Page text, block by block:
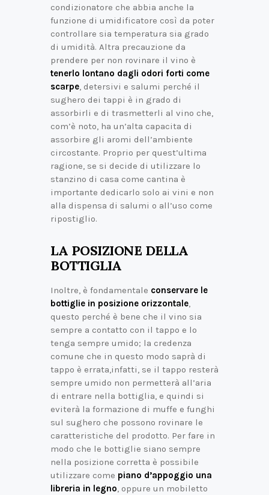
condizionatore che abbia anche la
funzione di umidificatore così da poter
controllare sia temperatura sia grado
di umidità. Altra precauzione da
prendere per non rovinare il vino è
tenerlo lontano dagli odori forti come
scarpe, detersivi e salumi perché il
sughero dei tappi è in grado di
assorbirli e di trasmetterli al vino che,
com’è noto, ha un’alta capacita di
assorbire gli aromi dell’ambiente
circostante. Proprio per quest’ultima
ragione, se si decide di utilizzare lo
stanzino di casa come cantina è
importante dedicarlo solo ai vini e non
alla dispensa di salumi o all’uso come
ripostiglio.
LA POSIZIONE DELLA
BOTTIGLIA
Inoltre, è fondamentale conservare le
bottiglie in posizione orizzontale,
questo perché è bene che il vino sia
sempre a contatto con il tappo e lo
tenga sempre umido; la credenza
comune che in questo modo saprà di
tappo è errata,infatti, se il tappo resterà
sempre umido non permetterà all’aria
di entrare nella bottiglia, e quindi si
eviterà la formazione di muffe e funghi
sul sughero che possono rovinare le
caratteristiche del prodotto. Per fare in
modo che le bottiglie siano sempre
nella posizione corretta è possibile
utilizzare come piano d’appoggio una
libreria in legno, oppure un mobiletto